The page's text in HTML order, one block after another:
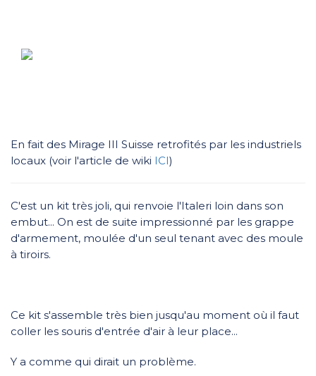
En fait des Mirage III Suisse retrofités par les industriels
locaux (voir l'article de wiki ICI)
C'est un kit très joli, qui renvoie l'Italeri loin dans son
embut... On est de suite impressionné par les grappe
d'armement, moulée d'un seul tenant avec des moule
à tiroirs.
Ce kit s'assemble très bien jusqu'au moment où il faut
coller les souris d'entrée d'air à leur place...
Y a comme qui dirait un problème.